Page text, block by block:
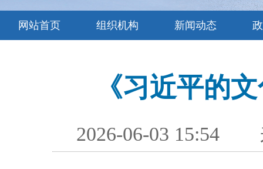
网站首页 组织机构 新闻动态
《习近平的
2026-06-03 15:54